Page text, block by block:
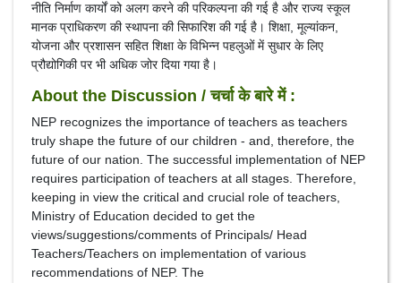
नीति निर्माण कार्यों को अलग करने की परिकल्पना की गई है और राज्य स्कूल
मानक प्राधिकरण की स्थापना की सिफारिश की गई है। शिक्षा, मूल्यांकन,
योजना और प्रशासन सहित शिक्षा के विभिन्न पहलुओं में सुधार के लिए
प्रौद्योगिकी पर भी अधिक जोर दिया गया है।
About the Discussion / चर्चा के बारे में :
NEP recognizes the importance of teachers as teachers
truly shape the future of our children - and, therefore, the
future of our nation. The successful implementation of NEP
requires participation of teachers at all stages. Therefore,
keeping in view the critical and crucial role of teachers,
Ministry of Education decided to get the
views/suggestions/comments of Principals/ Head
Teachers/Teachers on implementation of various
recommendations of NEP. The